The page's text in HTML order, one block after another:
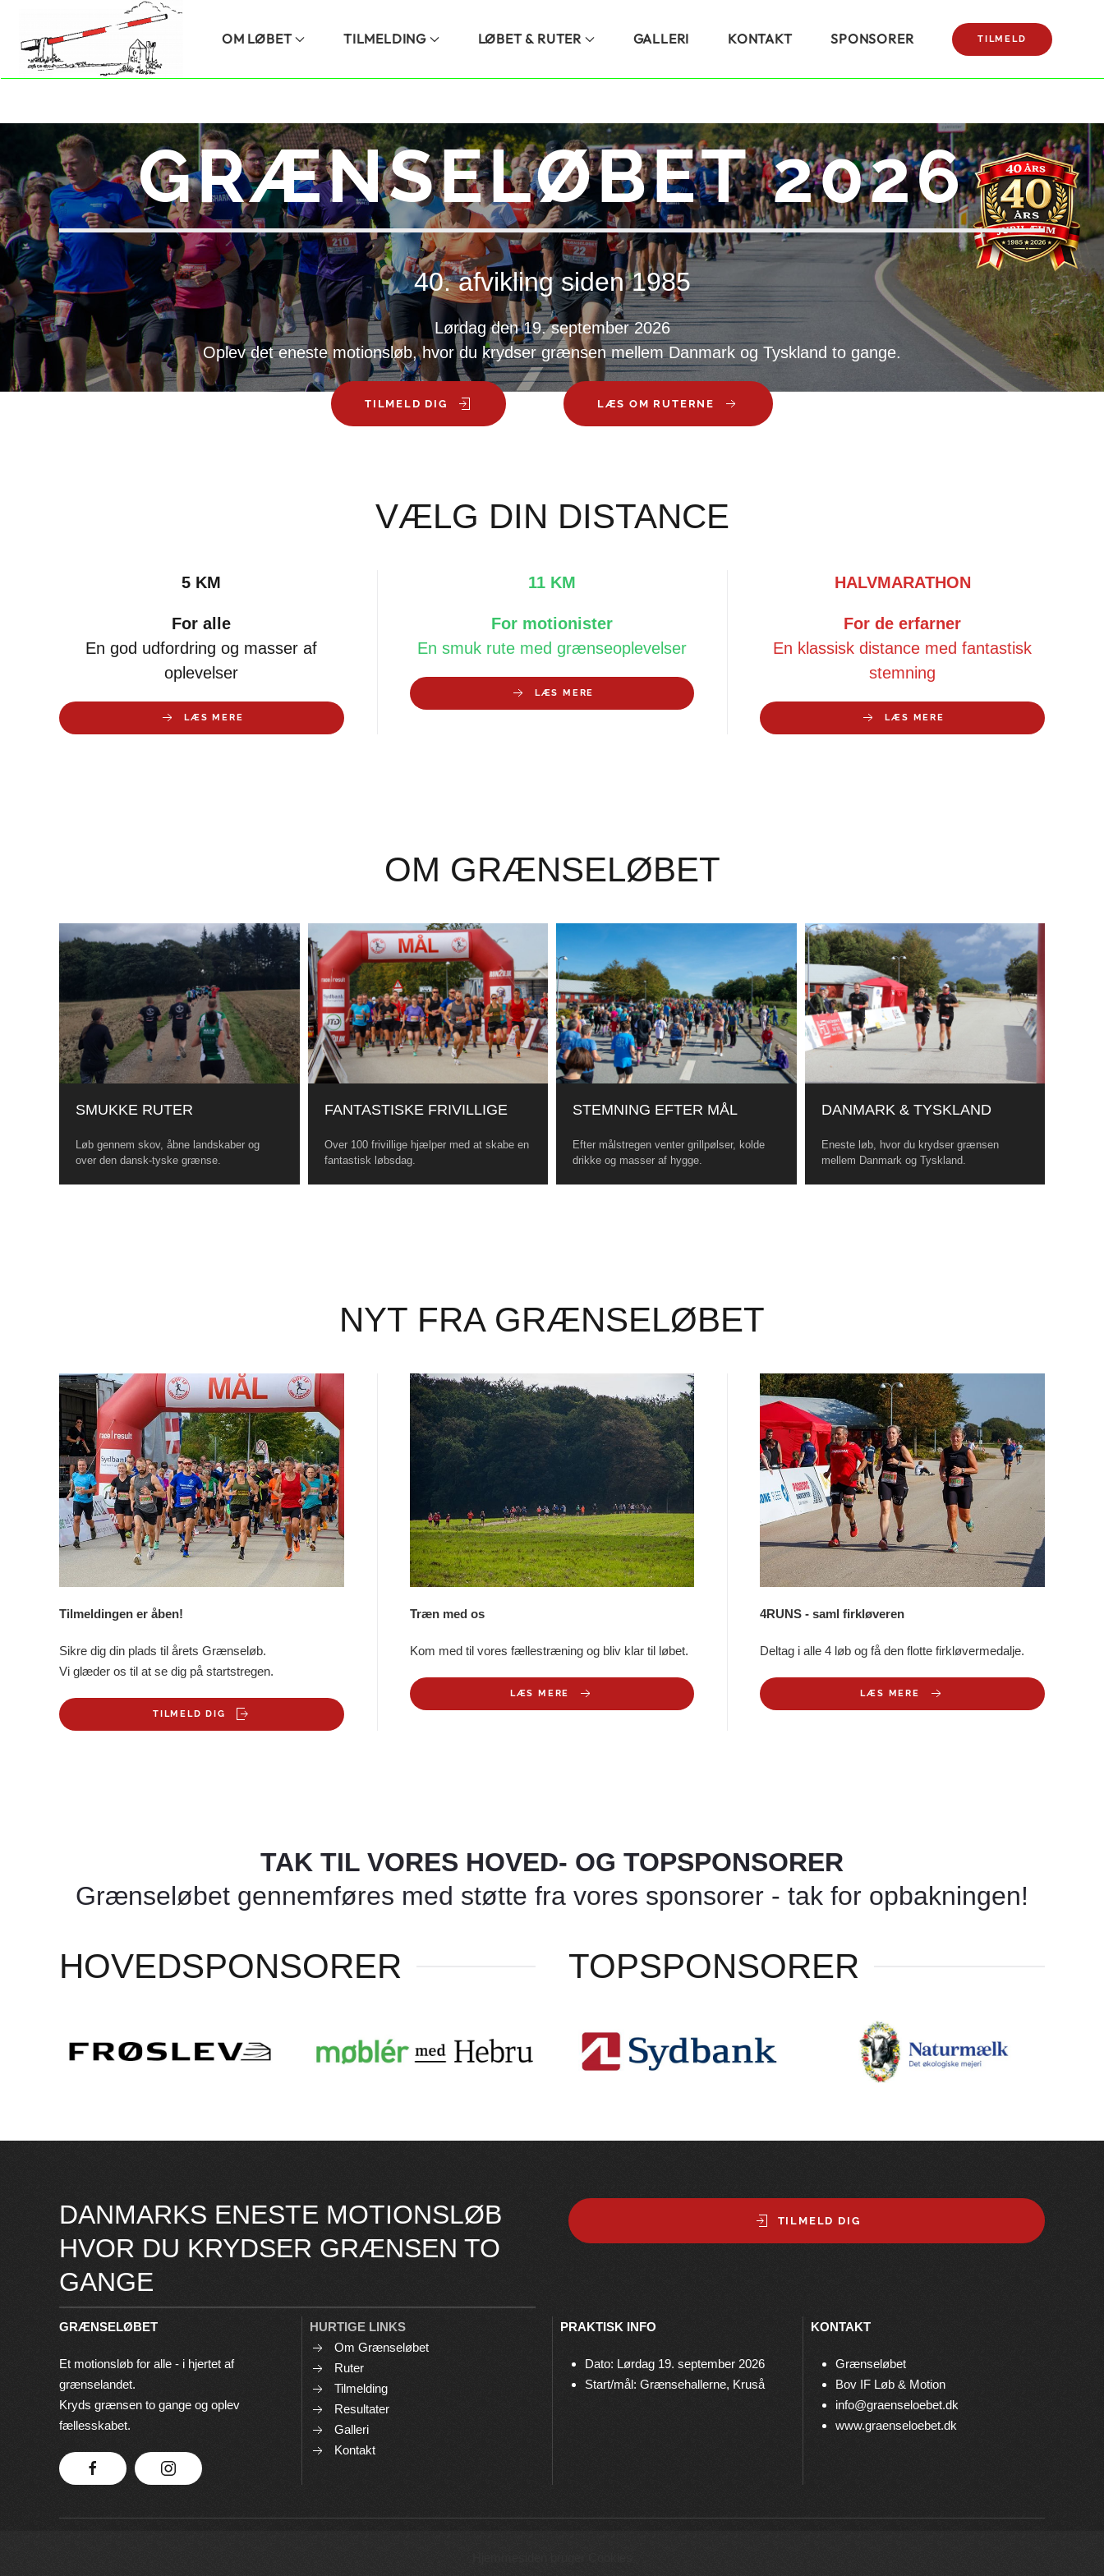
Skip to main content OM LØBET TILMELDING LØBET & RUTER GALLERI KONTAKT SPONSORER TILMELD
GRÆNSELØBET 2026
40. afvikling siden 1985
Lørdag den 19. september 2026
Oplev det eneste motionsløb, hvor du krydser grænsen mellem Danmark og Tyskland to gange.
TILMELD DIG LÆS OM RUTERNE
VÆLG DIN DISTANCE
5 KM
For alle
En god udfordring og masser af
oplevelser
LÆS MERE
11 KM
For motionister
En smuk rute med grænseoplevelser
LÆS MERE
HALVMARATHON
For de erfarner
En klassisk distance med fantastisk
stemning
LÆS MERE
OM GRÆNSELØBET
SMUKKE RUTER
Løb gennem skov, åbne landskaber og
over den dansk-tyske grænse.
FANTASTISKE FRIVILLIGE
Over 100 frivillige hjælper med at skabe en
fantastisk løbsdag.
STEMNING EFTER MÅL
Efter målstregen venter grillpølser, kolde
drikke og masser af hygge.
DANMARK & TYSKLAND
Eneste løb, hvor du krydser grænsen
mellem Danmark og Tyskland.
NYT FRA GRÆNSELØBET
Tilmeldingen er åben!
Sikre dig din plads til årets Grænseløb.
Vi glæder os til at se dig på startstregen.
TILMELD DIG
Træn med os
Kom med til vores fællestræning og bliv klar til løbet.
LÆS MERE
4RUNS - saml firkløveren
Deltag i alle 4 løb og få den flotte firkløvermedalje.
LÆS MERE
TAK TIL VORES HOVED- OG TOPSPONSORER
Grænseløbet gennemføres med støtte fra vores sponsorer - tak for opbakningen!
HOVEDSPONSORER TOPSPONSORER
DANMARKS ENESTE MOTIONSLØB
HVOR DU KRYDSER GRÆNSEN TO
GANGE
TILMELD DIG
GRÆNSELØBET
Et motionsløb for alle - i hjertet af
grænselandet.
Kryds grænsen to gange og oplev
fællesskabet.
HURTIGE LINKS
Om Grænseløbet
Ruter
Tilmelding
Resultater
Galleri
Kontakt
PRAKTISK INFO
Dato: Lørdag 19. september 2026
Start/mål: Grænsehallerne, Kruså
KONTAKT
Grænseløbet
Bov IF Løb & Motion
info@graenseloebet.dk
www.graenseloebet.dk